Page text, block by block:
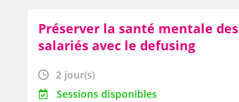
Préserver la santé mentale des
salariés avec le defusing
2 jour(s)
Sessions disponibles